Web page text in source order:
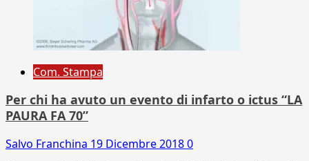
Com. Stampa
Per chi ha avuto un evento di infarto o ictus “LA
PAURA FA 70”
Salvo Franchina 19 Dicembre 20180